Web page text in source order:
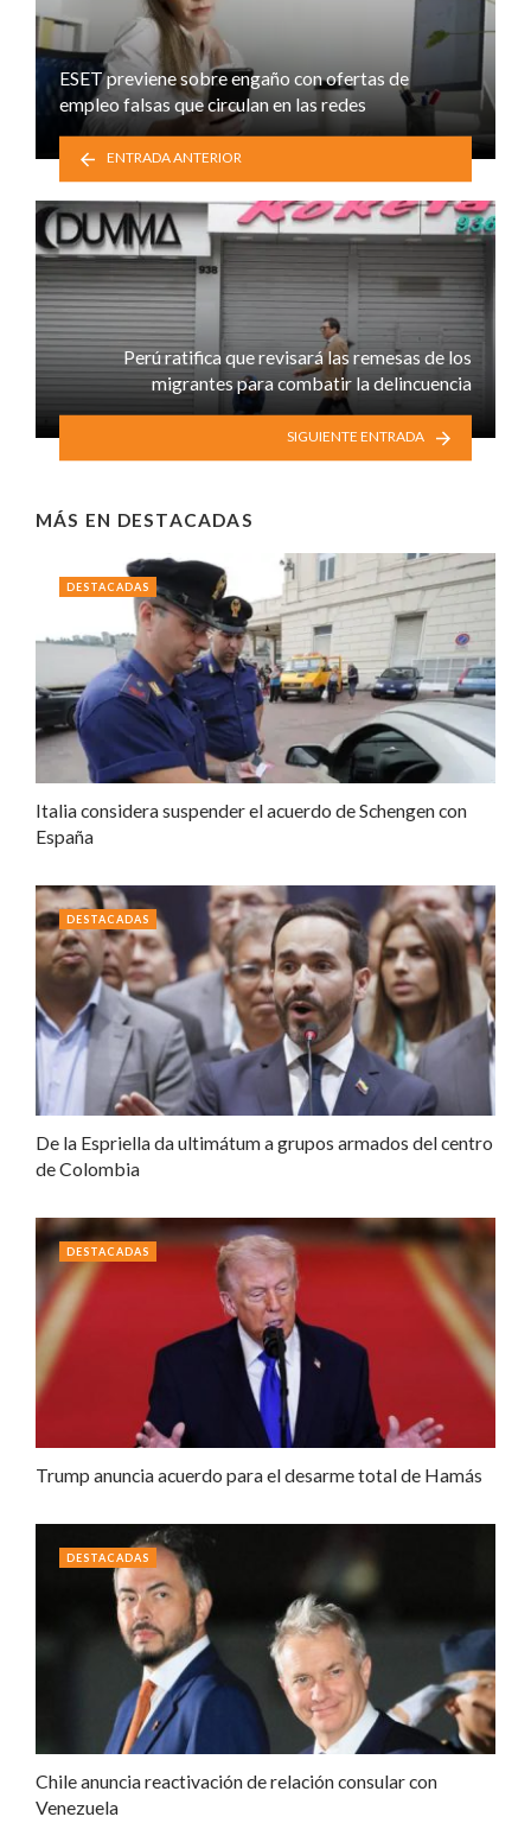
ESET previene sobre engaño con ofertas de
empleo falsas que circulan en las redes
ENTRADA ANTERIOR
Perú ratifica que revisará las remesas de los
migrantes para combatir la delincuencia
SIGUIENTE ENTRADA
MÁS EN DESTACADAS
Italia considera suspender el acuerdo de Schengen con
España
DESTACADAS
De la Espriella da ultimátum a grupos armados del centro
de Colombia
DESTACADAS
Trump anuncia acuerdo para el desarme total de Hamás
DESTACADAS
Chile anuncia reactivación de relación consular con
Venezuela
DESTACADAS